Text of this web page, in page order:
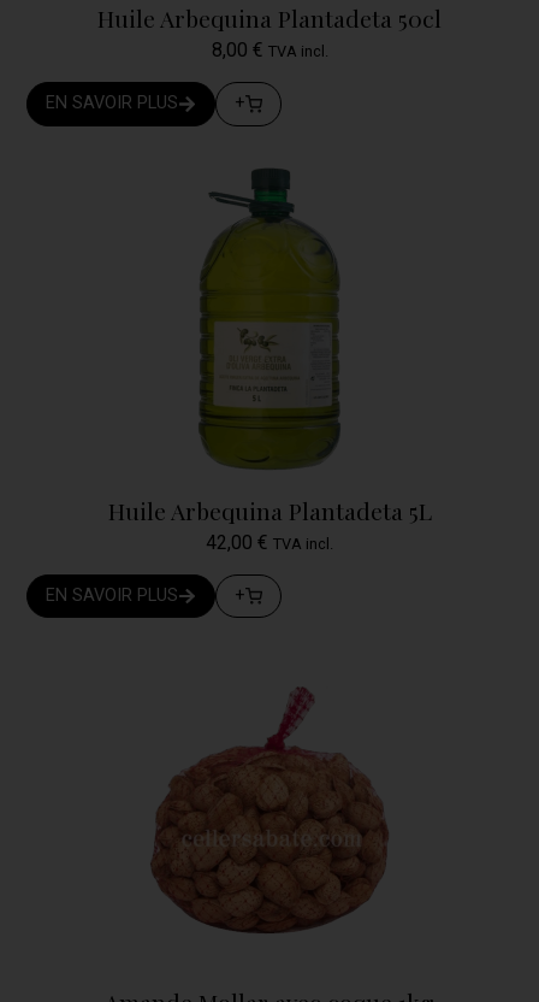
Huile Arbequina Plantadeta 50cl
8,00 € TVA incl.
EN SAVOIR PLUS +
Huile Arbequina Plantadeta 5L
42,00 € TVA incl.
EN SAVOIR PLUS +